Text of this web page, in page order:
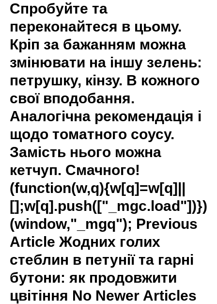
Спробуйте та
переконайтеся в цьому.
Кріп за бажанням можна
змінювати на іншу зелень:
петрушку, кінзу. В кожного
свої вподобання.
Аналогічна рекомендація і
щодо томатного соусу.
Замість нього можна
кетчуп. Смачного!
(function(w,q){w[q]=w[q]||
[];w[q].push(["_mgc.load"])})
(window,"_mgq"); Previous
Article Жодних голих
стеблин в петунії та гарні
бутони: як продовжити
цвітіння No Newer Articles